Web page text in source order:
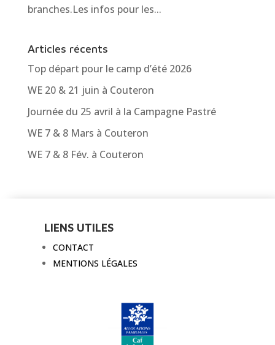
branches.Les infos pour les...
Articles récents
Top départ pour le camp d’été 2026
WE 20 & 21 juin à Couteron
Journée du 25 avril à la Campagne Pastré
WE 7 & 8 Mars à Couteron
WE 7 & 8 Fév. à Couteron
LIENS UTILES
CONTACT
MENTIONS LÉGALES